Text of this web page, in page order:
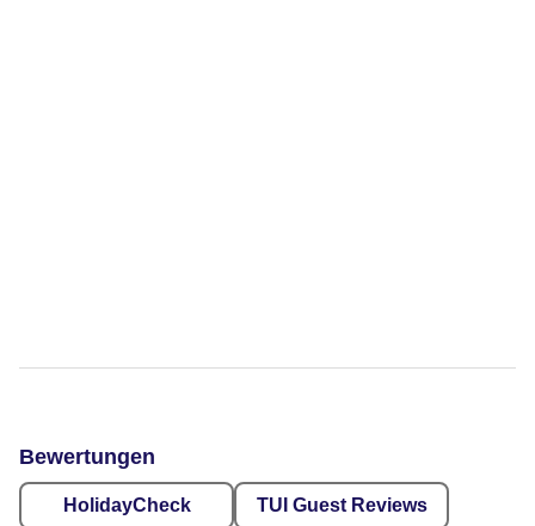
Bewertungen
HolidayCheck TUI Guest Reviews